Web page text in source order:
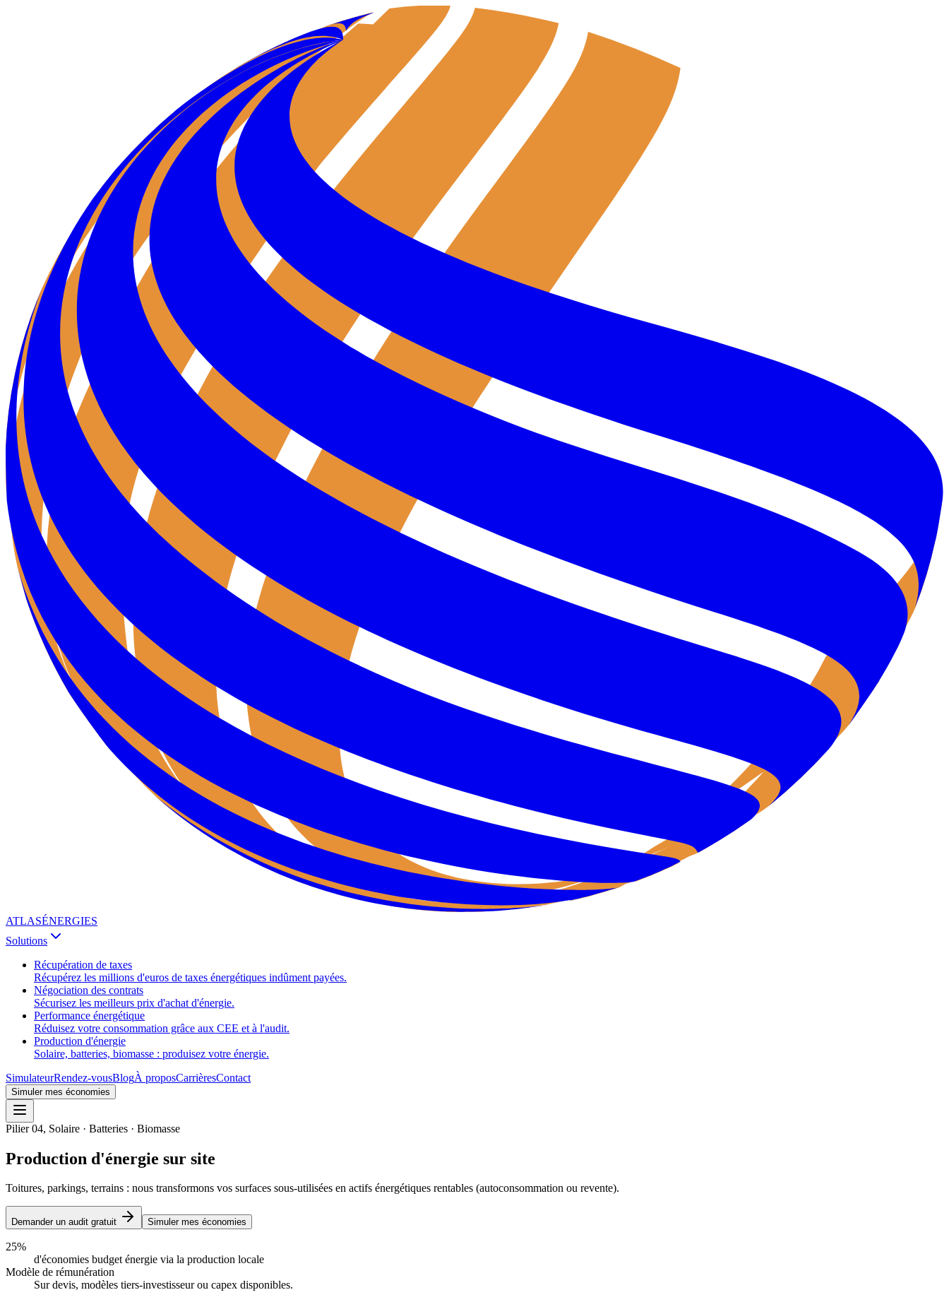
ATLASÉNERGIES
Solutions
Récupération de taxes
Récupérez les millions d'euros de taxes énergétiques indûment payées.
Négociation des contrats
Sécurisez les meilleurs prix d'achat d'énergie.
Performance énergétique
Réduisez votre consommation grâce aux CEE et à l'audit.
Production d'énergie
Solaire, batteries, biomasse : produisez votre énergie.
SimulateurRendez-vousBlogÀ proposCarrièresContact
Simuler mes économies
Pilier 04, Solaire · Batteries · Biomasse
Production d'énergie sur site
Toitures, parkings, terrains : nous transformons vos surfaces sous-utilisées en actifs énergétiques rentables (autoconsommation ou revente).
Demander un audit gratuit Simuler mes économies
25%
d'économies budget énergie via la production locale
Modèle de rémunération
Sur devis, modèles tiers-investisseur ou capex disponibles.